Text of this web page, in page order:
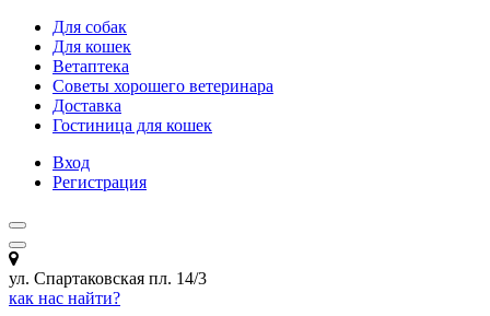
Для собак
Для кошек
Ветаптека
Советы хорошего ветеринара
Доставка
Гостиница для кошек
Вход
Регистрация
ул. Спартаковская пл. 14/3
как нас найти?